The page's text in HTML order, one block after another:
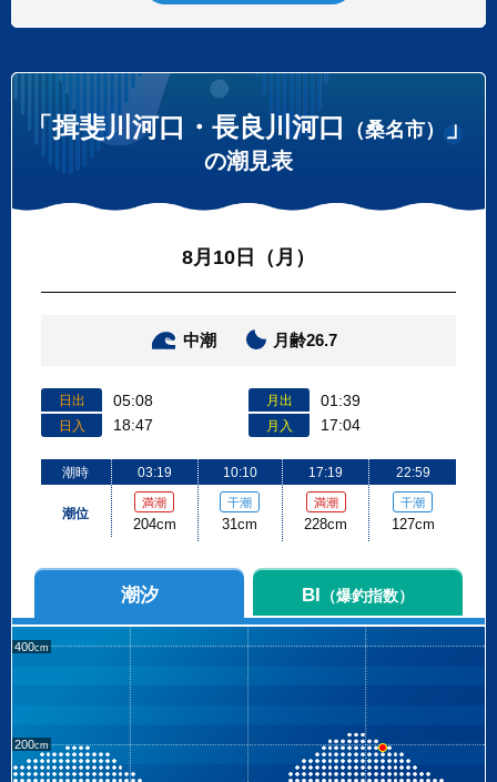
「揖斐川河口・長良川河口 （桑名市） 」
の潮見表
8月10日（月）
中潮 月齢26.7
日出 05:08
日入 18:47
月出 01:39
月入 17:04
潮時
潮位
03:19
満潮
204cm
10:10
干潮
31cm
17:19
満潮
228cm
22:59
干潮
127cm
潮汐 BI （爆釣指数）
400
200